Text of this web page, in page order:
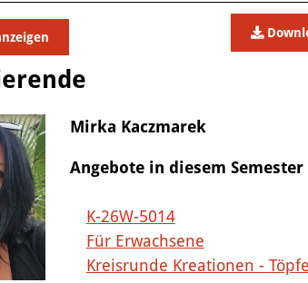
Mirka Kaczmarek
Angebote in diesem Semester
K-26W-5014
Für Erwachsene
Kreisrunde Kreationen -